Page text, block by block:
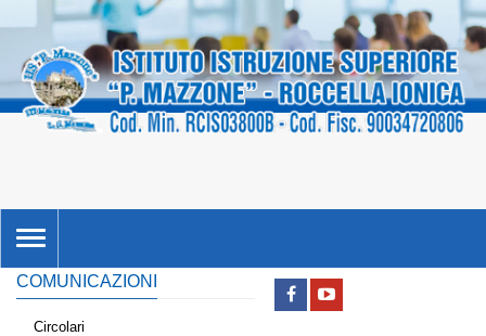
TOGGLE
NAVIGATION
COMUNICAZIONI
Circolari